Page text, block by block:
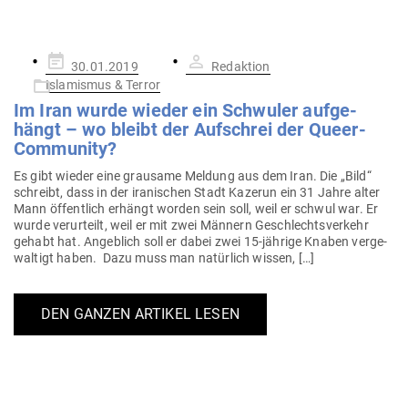
Gepostet
am
30.01.2019
Redaktion
Islamismus & Terror
Im Iran wurde wieder ein Schwuler auf­ge­
hängt – wo bleibt der Auf­schrei der Queer-
Community?
Es gibt wieder eine grausame Meldung aus dem Iran. Die „Bild“
schreibt, dass in der ira­ni­schen Stadt Kazerun ein 31 Jahre alter
Mann öffentlich erhängt worden sein soll, weil er schwul war. Er
wurde ver­ur­teilt, weil er mit zwei Männern Geschlechts­verkehr
gehabt hat. Angeblich soll er dabei zwei 15-jährige Knaben ver­ge­
waltigt haben. Dazu muss man natürlich wissen, […]
DEN GANZEN ARTIKEL LESEN